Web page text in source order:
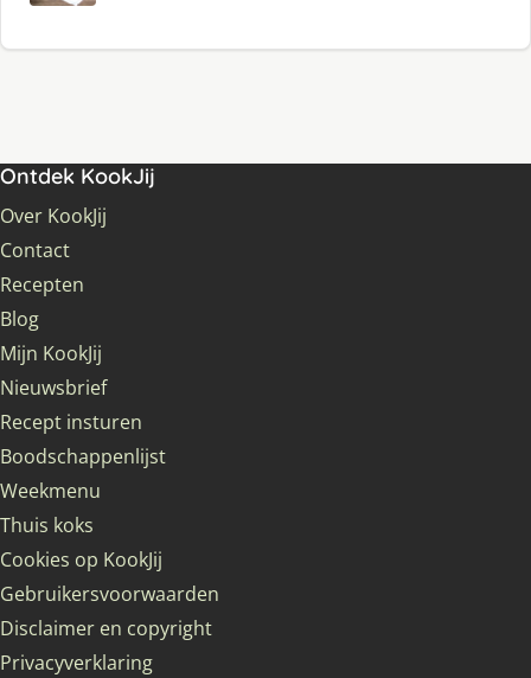
Ontdek KookJij
Over KookJij
Contact
Recepten
Blog
Mijn KookJij
Nieuwsbrief
Recept insturen
Boodschappenlijst
Weekmenu
Thuis koks
Cookies op KookJij
Gebruikersvoorwaarden
Disclaimer en copyright
Privacyverklaring